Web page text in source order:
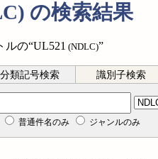
の検索結果
の“UL521 (NDLC)”
分類記号検索 識別子検索
普通件名のみ ジャンルのみ